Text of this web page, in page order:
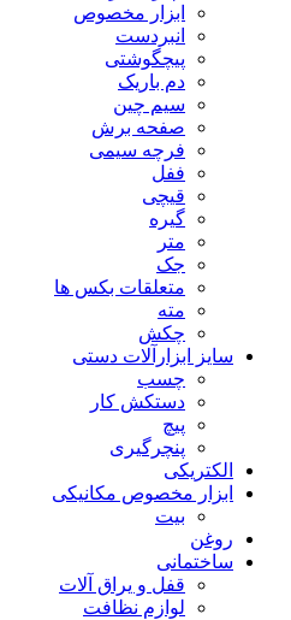
ابزار مخصوص
انبردست
پیچگوشتی
دم باریک
سیم چین
صفحه برش
فرچه سیمی
ففل
قیچی
گیره
متر
جک
متعلقات بکس ها
مته
چکش
سایز ابزارآلات دستی
چسب
دستکش کار
پیچ
پنچرگیری
الکتریکی
ابزار مخصوص مکانیکی
بیت
روغن
ساختمانی
قفل و یراق آلات
لوازم نظافت